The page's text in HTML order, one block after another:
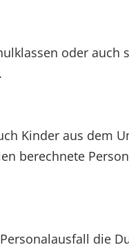
oder auch
Kinder aus dem
berechnete
die